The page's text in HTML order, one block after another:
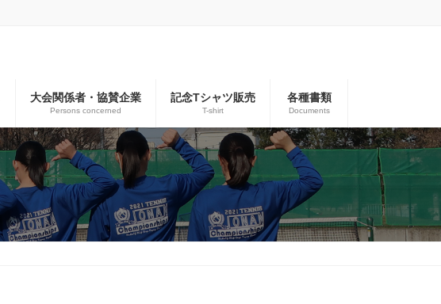
大会関係者・協賛企業
Persons concerned
記念Tシャツ販売
T-shirt
各種書類
Documents